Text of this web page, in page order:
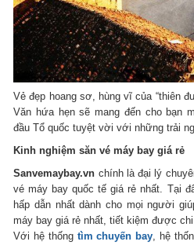
Vẻ đẹp hoang sơ, hùng vĩ của “thiên
Văn hứa hẹn sẽ mang đến cho bạn
đầu Tổ quốc tuyệt vời với những trải
Kinh nghiệm săn vé máy bay giá rẻ
Sanvemaybay.vn chính là đại lý
vé máy bay quốc tế giá rẻ nhất. Tại
hấp dẫn nhất dành cho mọi người
máy bay giá rẻ nhất, tiết kiệm được
Với hệ thống tìm chuyến bay, hệ